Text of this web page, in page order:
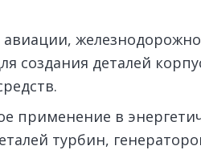
создания деталей
применение в
турбин,